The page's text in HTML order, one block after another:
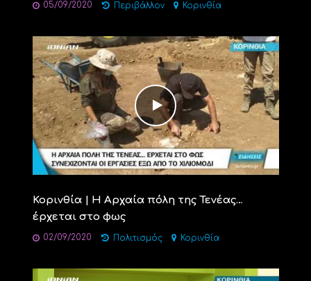
05/09/2020 Περιβάλλον Κορινθία
Κορινθία | Η Αρχαία πόλη της Τενέας…
έρχεται στο φως
02/09/2020 Πολιτισμός Κορινθία